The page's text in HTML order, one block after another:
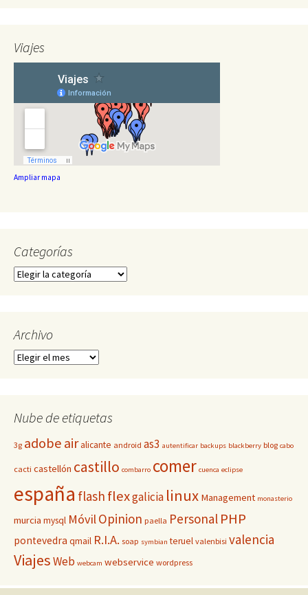
Viajes
Ampliar mapa
Categorías
Categorías
Archivo
Archivo
Nube de etiquetas
3g adobe airalicante android as3 autentificar backups blackberry blog cabo
cacti castellón castillo combarro comer cuenca eclipse
españa flash flexgalicia linux Management monasterio
murcia mysql MóvilOpinion paella Personal PHP
pontevedra qmail R.I.A. soap symbian teruel valenbisi valencia
ViajesWeb webcam webservice wordpress